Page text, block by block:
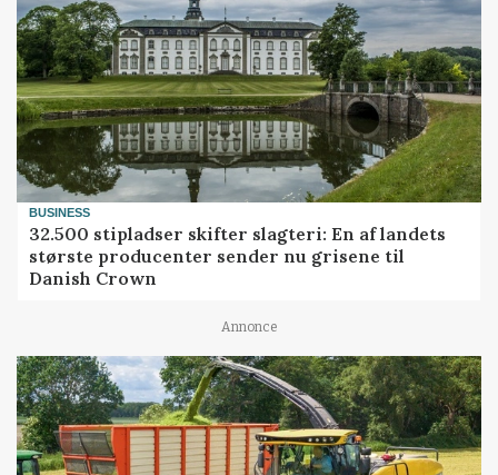
BUSINESS
32.500 stipladser skifter slagteri: En af landets
største producenter sender nu grisene til
Danish Crown
Annonce